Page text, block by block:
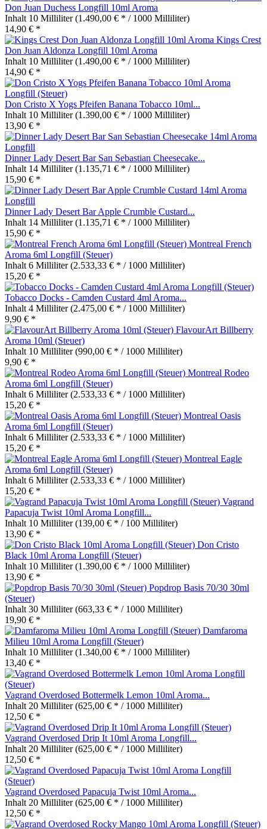
Don Juan Duchess Longfill 10ml Aroma
Inhalt 10 Milliliter(1.490,00 € * / 1000 Milliliter)
14,90 € *
Kings Crest
Don Juan Aldonza Longfill 10ml Aroma
Inhalt 10 Milliliter(1.490,00 € * / 1000 Milliliter)
14,90 € *
Don Cristo X Yogs Pfeifen Banana Tobacco 10ml...
Inhalt 10 Milliliter(1.390,00 € * / 1000 Milliliter)
13,90 € *
Dinner Lady Desert Bar San Sebastian Cheesecake...
Inhalt 14 Milliliter(1.135,71 € * / 1000 Milliliter)
15,90 € *
Dinner Lady Desert Bar Apple Crumble Custard...
Inhalt 14 Milliliter(1.135,71 € * / 1000 Milliliter)
15,90 € *
Montreal French
Aroma 6ml Longfill (Steuer)
Inhalt6 Milliliter(2.533,33 € * / 1000 Milliliter)
15,20 € *
Tobacco Docks - Camden Custard 4ml Aroma...
Inhalt4 Milliliter(2.475,00 € * / 1000 Milliliter)
9,90 € *
FlavourArt Billberry
Aroma 10ml (Steuer)
Inhalt 10 Milliliter(990,00 € * / 1000 Milliliter)
9,90 € *
Montreal Rodeo
Aroma 6ml Longfill (Steuer)
Inhalt6 Milliliter(2.533,33 € * / 1000 Milliliter)
15,20 € *
Montreal Oasis
Aroma 6ml Longfill (Steuer)
Inhalt6 Milliliter(2.533,33 € * / 1000 Milliliter)
15,20 € *
Montreal Eagle
Aroma 6ml Longfill (Steuer)
Inhalt6 Milliliter(2.533,33 € * / 1000 Milliliter)
15,20 € *
Vagrand
Papacuja Twist 10ml Aroma Longfill...
Inhalt 10 Milliliter(139,00 € * / 100 Milliliter)
13,90 € *
Don Cristo
Black 10ml Aroma Longfill (Steuer)
Inhalt 10 Milliliter(1.390,00 € * / 1000 Milliliter)
13,90 € *
Popdrop Basis 70/30 30ml
(Steuer)
Inhalt30 Milliliter(663,33 € * / 1000 Milliliter)
19,90 € *
Damfaroma
Milieu 10ml Aroma Longfill (Steuer)
Inhalt 10 Milliliter(1.340,00 € * / 1000 Milliliter)
13,40 € *
Vagrand Overdosed Bottermelk Lemon 10ml Aroma...
Inhalt20 Milliliter(625,00 € * / 1000 Milliliter)
12,50 € *
Vagrand Overdosed Drip It 10ml Aroma Longfill...
Inhalt20 Milliliter(625,00 € * / 1000 Milliliter)
12,50 € *
Vagrand Overdosed Papacuja Twist 10ml Aroma...
Inhalt20 Milliliter(625,00 € * / 1000 Milliliter)
12,50 € *